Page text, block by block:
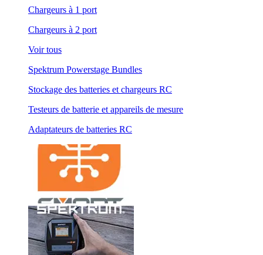
Chargeurs à 1 port
Chargeurs à 2 port
Voir tous
Spektrum Powerstage Bundles
Stockage des batteries et chargeurs RC
Testeurs de batterie et appareils de mesure
Adaptateurs de batteries RC